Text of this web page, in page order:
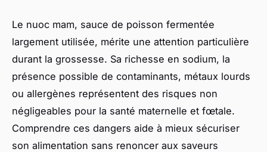
Le nuoc mam, sauce de poisson fermentée
largement utilisée, mérite une attention particulière
durant la grossesse. Sa richesse en sodium, la
présence possible de contaminants, métaux lourds
ou allergènes représentent des risques non
négligeables pour la santé maternelle et fœtale.
Comprendre ces dangers aide à mieux sécuriser
son alimentation sans renoncer aux saveurs